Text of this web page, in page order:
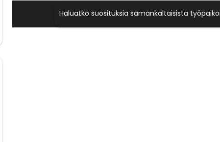
Haluatko suosituksia samankaltaisista